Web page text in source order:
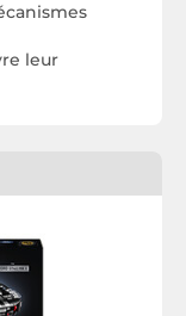
leur